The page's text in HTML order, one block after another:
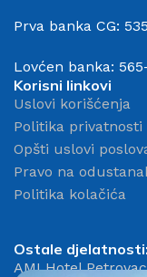
Prva banka CG:
Lovćen banka:
Korisni linkovi
Uslovi korišćenja
Politika
Opšti uslovi
Pravo na
Politika kolačića
Ostale djelatnosti:
AMI Hotel Petrovac